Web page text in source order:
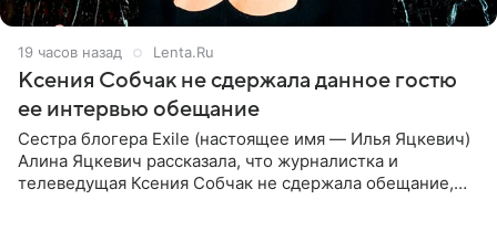
19 часов назад Lenta.Ru
Ксения Собчак не сдержала данное гостю
ее интервью обещание
Сестра блогера Exile (настоящее имя — Илья Яцкевич)
Алина Яцкевич рассказала, что журналистка и
телеведущая Ксения Собчак не сдержала обещание,